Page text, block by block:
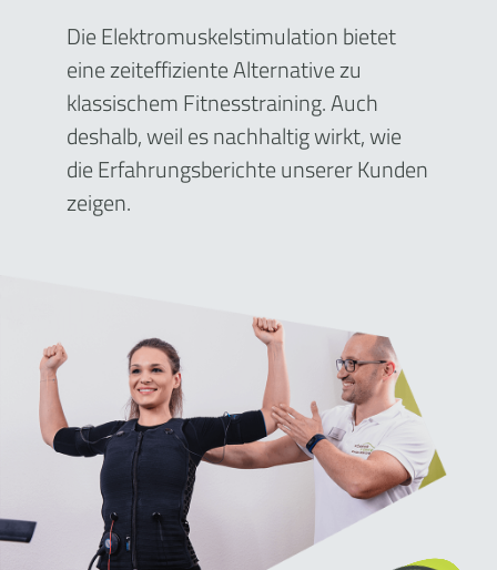
Die Elektromuskelstimulation bietet
eine zeiteffiziente Alternative zu
klassischem Fitnesstraining. Auch
deshalb, weil es nachhaltig wirkt, wie
die Erfahrungsberichte unserer Kunden
zeigen.